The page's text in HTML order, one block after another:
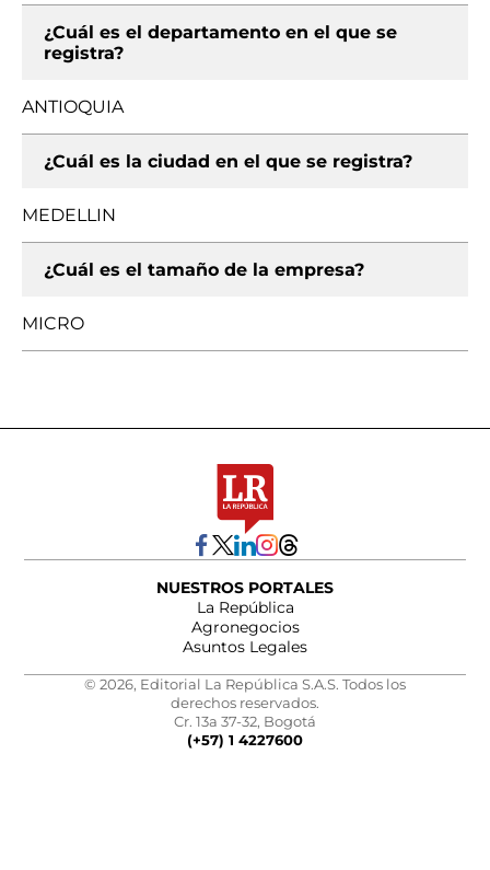
¿Cuál es el departamento en el que se
registra?
ANTIOQUIA
¿Cuál es la ciudad en el que se registra?
MEDELLIN
¿Cuál es el tamaño de la empresa?
MICRO
NUESTROS PORTALES
La República
Agronegocios
Asuntos Legales
© 2026, Editorial La República S.A.S. Todos los
derechos reservados.
Cr. 13a 37-32, Bogotá
(+57) 1 4227600